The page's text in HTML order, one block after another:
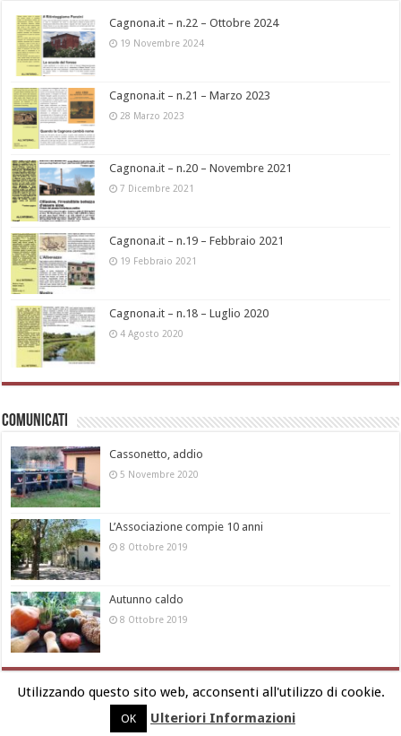
Cagnona.it – n.22 – Ottobre 2024
19 Novembre 2024
Cagnona.it – n.21 – Marzo 2023
28 Marzo 2023
Cagnona.it – n.20 – Novembre 2021
7 Dicembre 2021
Cagnona.it – n.19 – Febbraio 2021
19 Febbraio 2021
Cagnona.it – n.18 – Luglio 2020
4 Agosto 2020
Comunicati
Cassonetto, addio
5 Novembre 2020
L’Associazione compie 10 anni
8 Ottobre 2019
Autunno caldo
8 Ottobre 2019
Utilizzando questo sito web, acconsenti all'utilizzo di cookie.
OK Ulteriori Informazioni